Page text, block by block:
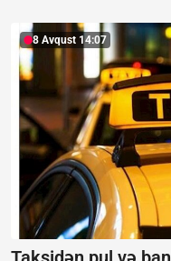
8 Avqust 14:07